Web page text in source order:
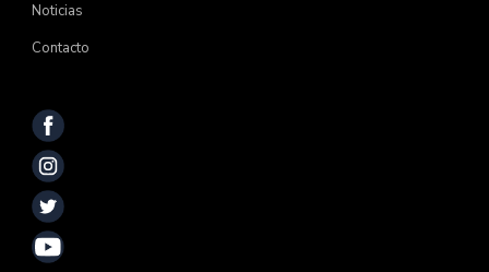
Noticias
Contacto